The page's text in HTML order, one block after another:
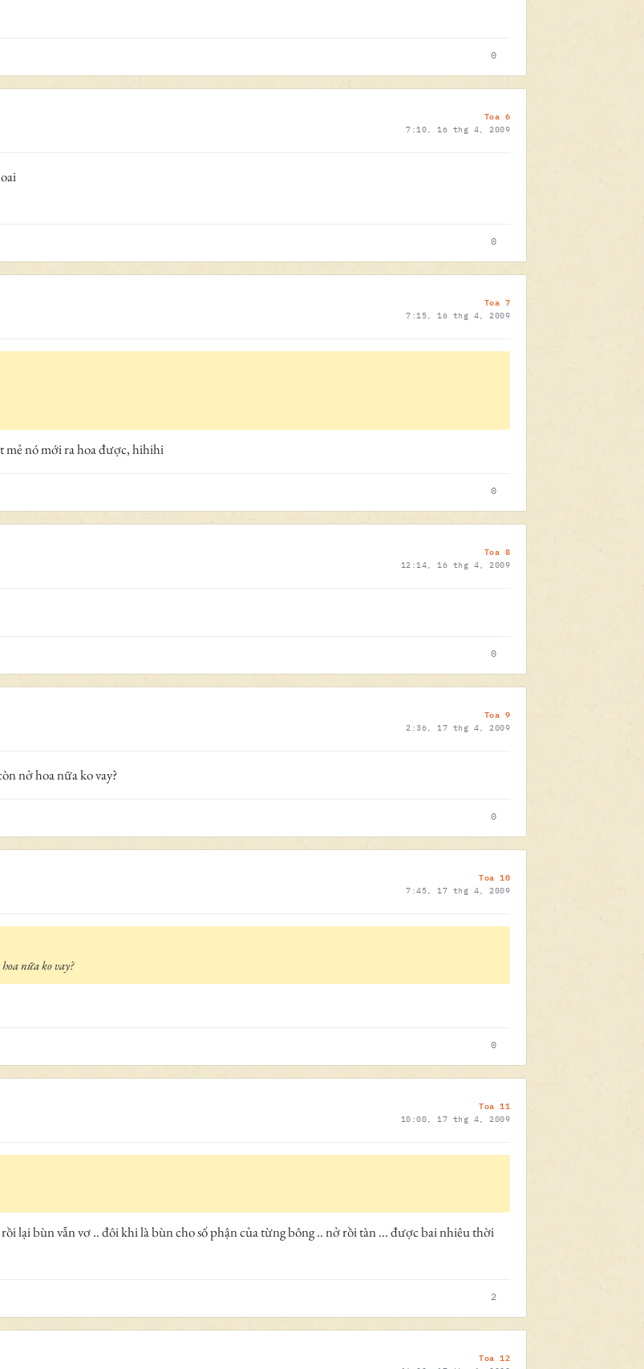
0
Toa 6
7:10, 16 thg 4, 2009
0
Toa 7
7:15, 16 thg 4, 2009
mẻ nó mới ra hoa được, hihihi
0
Toa 8
12:14, 16 thg 4, 2009
0
Toa 9
2:36, 17 thg 4, 2009
nở hoa nữa ko vay?
0
Toa 10
7:45, 17 thg 4, 2009
nữa ko vay?
0
Toa 11
10:00, 17 thg 4, 2009
lại bùn vẫn vơ .. đôi khi là bùn cho số phận của từng bông .. nở rồi tàn ... được bai nhiêu thời
2
Toa 12